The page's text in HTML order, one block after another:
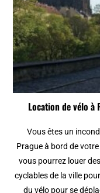
Location de vélo à
Vous êtes un
Prague à bord de
vous pourrez louer
cyclables de la ville
du vélo pour se